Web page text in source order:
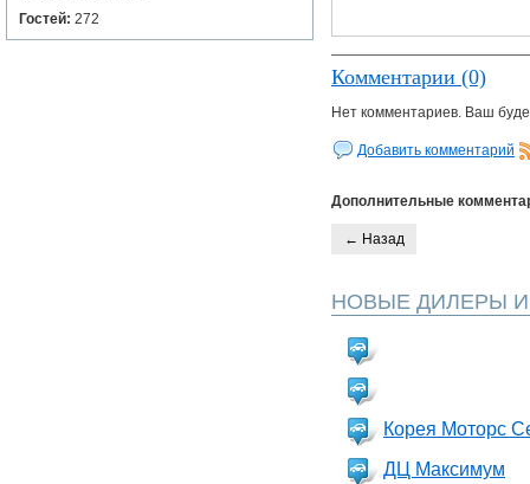
Гостей: 272
Комментарии (0)
Нет комментариев. Ваш
Добавить комментарий
Дополнительные
← Назад
НОВЫЕ ДИЛЕРЫ
Корея Моторс
ДЦ Максимум